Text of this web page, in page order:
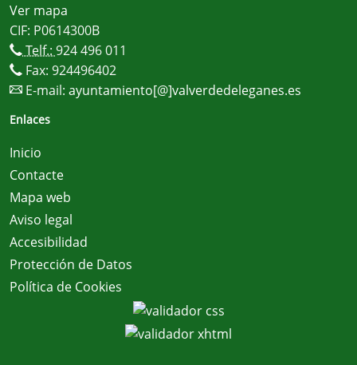
Ver mapa
CIF: P0614300B
Telf.: 924 496 011
Fax: 924496402
E-mail: ayuntamiento[@]valverdedeleganes.es
Enlaces
Inicio
Contacte
Mapa web
Aviso legal
Accesibilidad
Protección de Datos
Política de Cookies